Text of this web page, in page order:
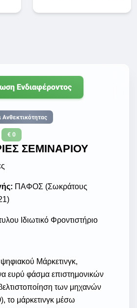
Ενδιαφέροντος
€ 0
ΣΕΜΙΝΑΡΙΟΥ
ΠΑΦΟΣ (Σωκράτους
Ιδιωτικό Φροντιστήριο
Μάρκετινγκ,
ευρύ φάσμα επιστημονικών
των μηχανών
το μάρκετινγκ μέσω